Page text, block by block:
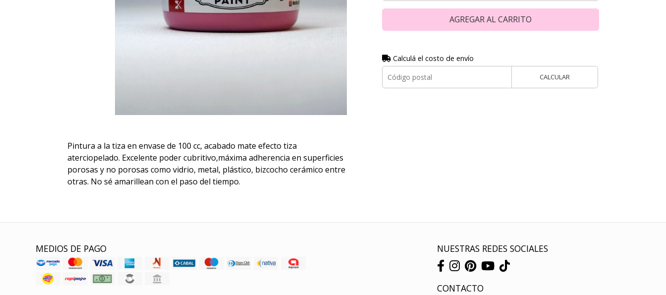
Pintura a la tiza en envase de 100 cc, acabado mate efecto tiza
aterciopelado. Excelente poder cubritivo,máxima adherencia en superficies
porosas y no porosas como vidrio, metal, plástico, bizcocho cerámico entre
otras. No sé amarillean con el paso del tiempo.
AGREGAR AL CARRITO
Calculá el costo de envío
CALCULAR
MEDIOS DE PAGO NUESTRAS REDES SOCIALES
CONTACTO